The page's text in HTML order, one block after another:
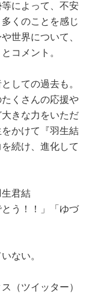
によって、不安
くのことを感じ
世界について、
コメント。
しての過去も。
くさんの応援や
きな力をいただ
かけて『羽生結
続け、進化して
君結
う！！」「ゆづ
ない。
（ツイッター）